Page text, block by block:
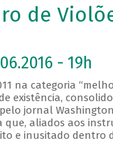
de
- 19h
na categoria
existência,
jornal
aliados aos
e inusitado dentro